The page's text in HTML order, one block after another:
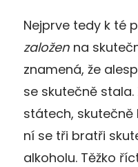
Nejprve tedy k té
založen na
znamená, že
se skutečně
státech,
ní se tři bratři
alkoholu. Těžko